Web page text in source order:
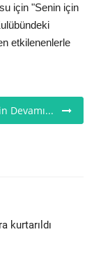
için "Senin için
etkilenenlerle
Devamı...
kurtarıldı